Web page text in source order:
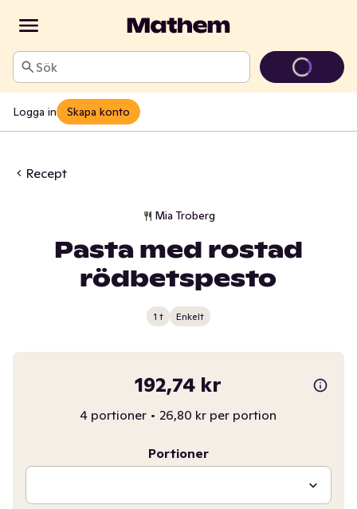
Sök
Logga in Skapa konto
Recept
Mia Troberg
Pasta med rostad
rödbetspesto
1 t Enkelt
192,74 kr
4 portioner • 26,80 kr per portion
Portioner